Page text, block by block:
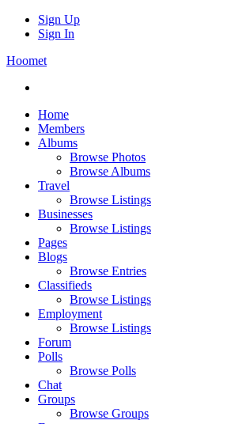
Sign Up
Sign In
Hoomet
Home
Members
Albums
Browse Photos
Browse Albums
Travel
Browse Listings
Businesses
Browse Listings
Pages
Blogs
Browse Entries
Classifieds
Browse Listings
Employment
Browse Listings
Forum
Polls
Browse Polls
Chat
Groups
Browse Groups